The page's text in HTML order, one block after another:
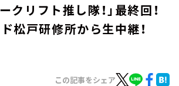
クリフト推し隊！」最終回！
松戸研修所から生中継！
この記事をシェア